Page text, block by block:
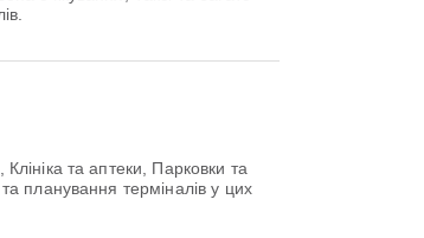
та аптеки, Парковки та
планування терміналів у цих